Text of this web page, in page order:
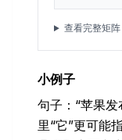
查看完整矩阵
小例子
句子：“苹果
里“它”更可能